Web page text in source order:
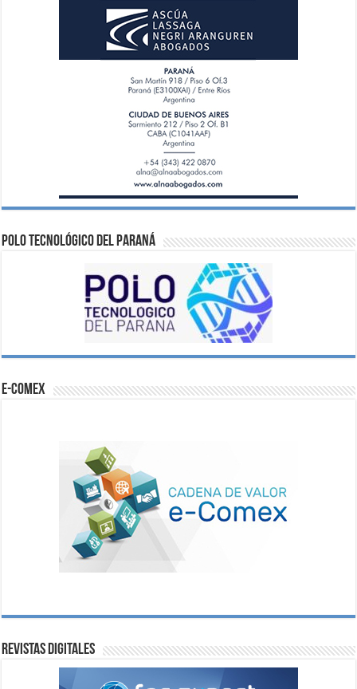
Polo Tecnológico del Paraná
e-comex
Revistas digitales